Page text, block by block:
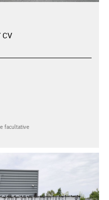
CV